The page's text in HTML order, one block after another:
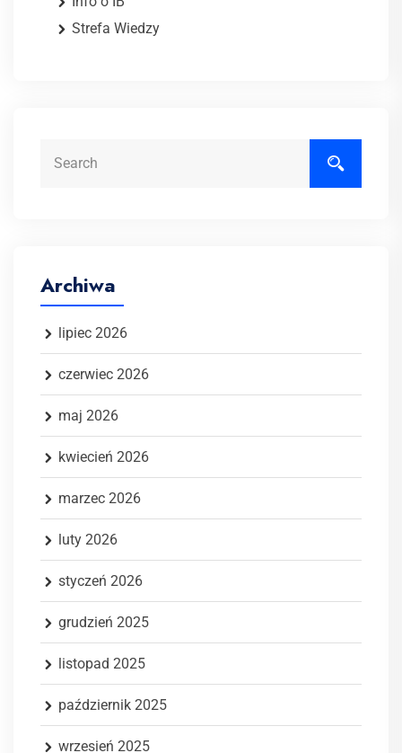
Strefa Wiedzy
Archiwa
lipiec 2026
czerwiec 2026
maj 2026
kwiecień 2026
marzec 2026
luty 2026
styczeń 2026
grudzień 2025
listopad 2025
październik 2025
wrzesień 2025